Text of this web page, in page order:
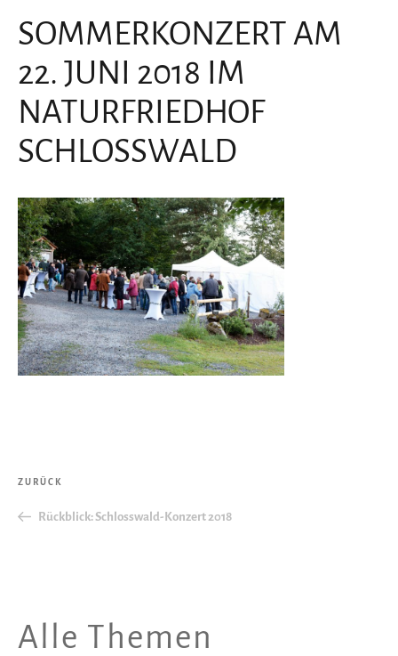
SOMMERKONZERT AM
22. JUNI 2018 IM
NATURFRIEDHOF
SCHLOSSWALD
Beitragsnavigation
Vorheriger
ZURÜCK
Rückblick: Schlosswald-Konzert 2018
Alle Themen